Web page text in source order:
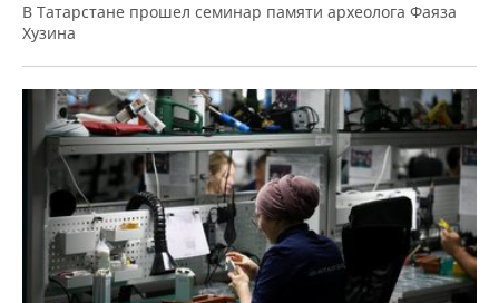
В Татарстане прошел семинар памяти археолога Фаяза
Хузина